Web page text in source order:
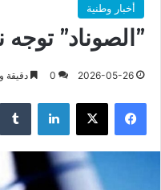
أخبار وطنية
”الصوناد” توجه
2026-05-26
0 دقيقة
فيسبوك X لينكدإن